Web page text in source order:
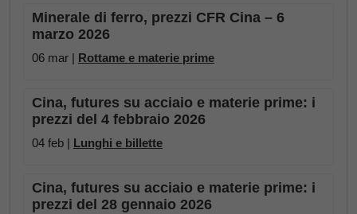
Minerale di ferro, prezzi CFR Cina – 6
marzo 2026
06 mar | Rottame e materie prime
Cina, futures su acciaio e materie prime: i
prezzi del 4 febbraio 2026
04 feb | Lunghi e billette
Cina, futures su acciaio e materie prime: i
prezzi del 28 gennaio 2026